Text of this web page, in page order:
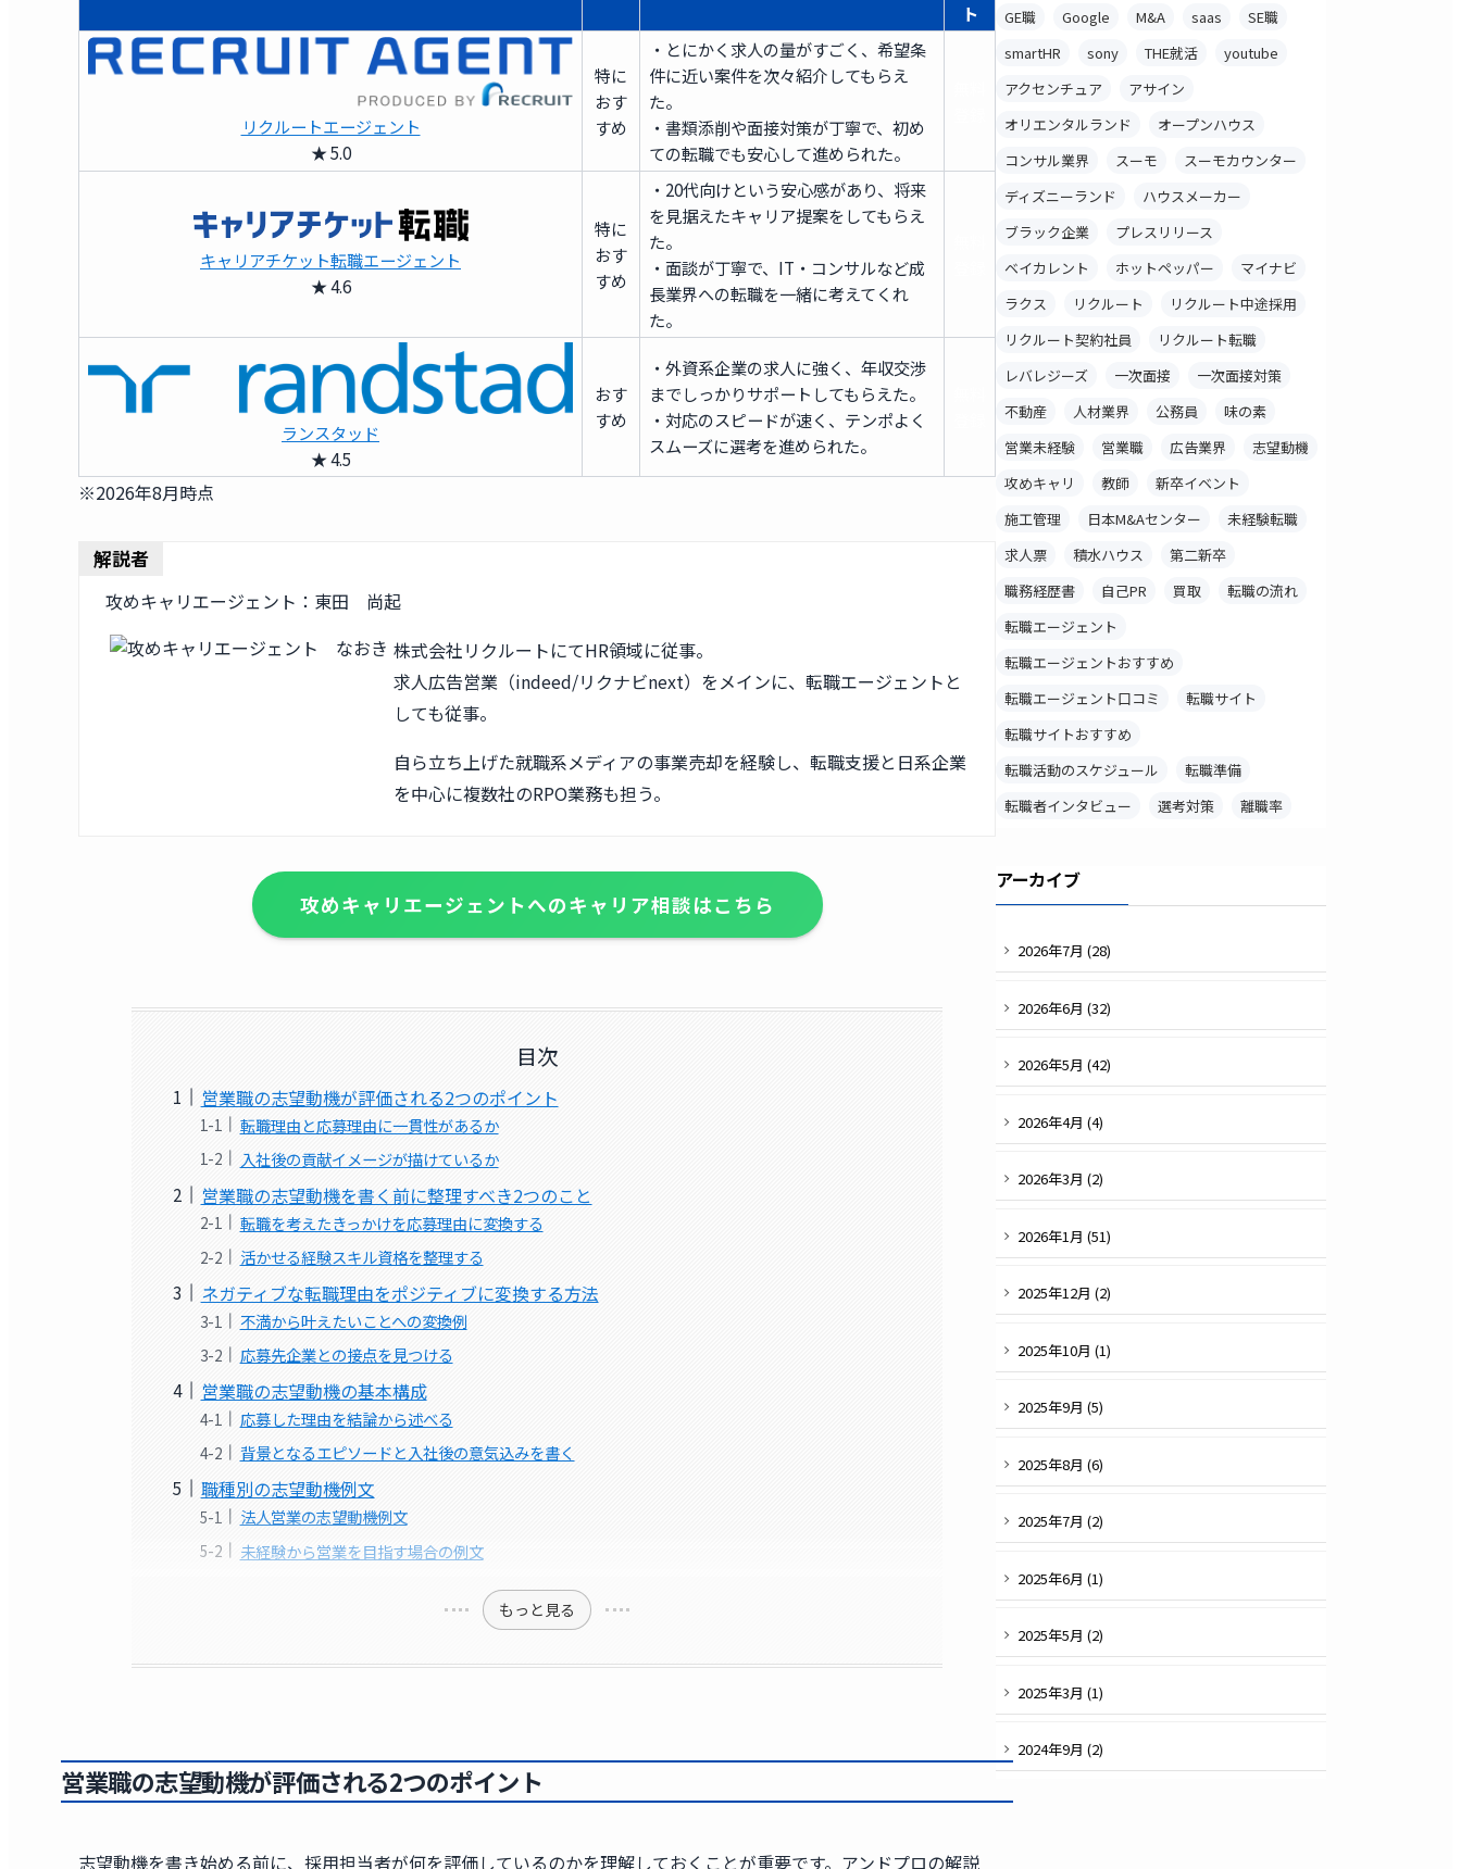
ト
リクルートエージェント
★ 5.0
特に
おす
すめ
・とにかく求人の量がすごく、希望条
件に近い案件を次々紹介してもらえ
た。
・書類添削や面接対策が丁寧で、初め
ての転職でも安心して進められた。
キャリアチケット転職エージェント
★ 4.6
特に
おす
すめ
・20代向けという安心感があり、将来
を見据えたキャリア提案をしてもらえ
た。
・面談が丁寧で、IT・コンサルなど成
長業界への転職を一緒に考えてくれ
た。
ランスタッド
★ 4.5
おす
すめ
・外資系企業の求人に強く、年収交渉
までしっかりサポートしてもらえた。
・対応のスピードが速く、テンポよく
スムーズに選考を進められた。
※2026年8月時点
解説者
攻めキャリエージェント：東田 尚起
株式会社リクルートにてHR領域に従事。
求人広告営業（indeed/リクナビnext）をメインに、転職エージェントと
しても従事。
自ら立ち上げた就職系メディアの事業売却を経験し、転職支援と日系企業
を中心に複数社のRPO業務も担う。
攻めキャリエージェントへのキャリア相談はこちら
目次
営業職の志望動機が評価される2つのポイント
転職理由と応募理由に一貫性があるか
入社後の貢献イメージが描けているか
営業職の志望動機を書く前に整理すべき2つのこと
転職を考えたきっかけを応募理由に変換する
活かせる経験スキル資格を整理する
ネガティブな転職理由をポジティブに変換する方法
不満から叶えたいことへの変換例
応募先企業との接点を見つける
営業職の志望動機の基本構成
応募した理由を結論から述べる
背景となるエピソードと入社後の意気込みを書く
職種別の志望動機例文
法人営業の志望動機例文
未経験から営業を目指す場合の例文
もっと見る
営業職の志望動機が評価される2つのポイント
志望動機を書き始める前に、採用担当者が何を評価しているのかを理解しておくことが重要です。アンドプロの解説
GE職
Google M&A saas
SE職
smartHR
sony THE就活
youtube
アクセンチュア
アサイン
オリエンタルランド
オープンハウス
コンサル業界
スーモ
スーモカウンター
ディズニーランド
ハウスメーカー
ブラック企業
プレスリリース
ベイカレント
ホットペッパー
マイナビ
ラクス
リクルート
リクルート中途採用
リクルート契約社員
リクルート転職
レバレジーズ
一次面接
一次面接対策
不動産
人材業界 公務員
味の素
営業未経験
営業職 広告業界
志望動機
攻めキャリ
教師
新卒イベント
施工管理
日本M&Aセンター
未経験転職
求人票
積水ハウス
第二新卒
職務経歴書
自己PR 買取
転職の流れ
転職エージェント
転職エージェントおすすめ
転職エージェント口コミ
転職サイト
転職サイトおすすめ
転職活動のスケジュール
転職準備
転職者インタビュー
選考対策 離職率
アーカイブ
2026年7月 (28)
2026年6月 (32)
2026年5月 (42)
2026年4月 (4)
2026年3月 (2)
2026年1月 (51)
2025年12月 (2)
2025年10月 (1)
2025年9月 (5)
2025年8月 (6)
2025年7月 (2)
2025年6月 (1)
2025年5月 (2)
2025年3月 (1)
2024年9月 (2)